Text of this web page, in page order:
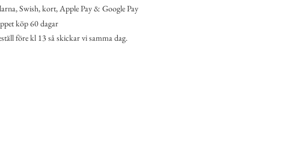
Swish, kort, Apple Pay & Google Pay
köp 60 dagar
före kl 13 så skickar vi samma dag.